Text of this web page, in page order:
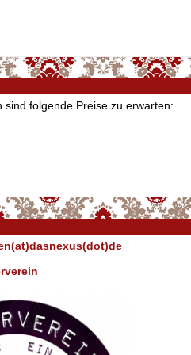
folgende Preise zu erwarten: